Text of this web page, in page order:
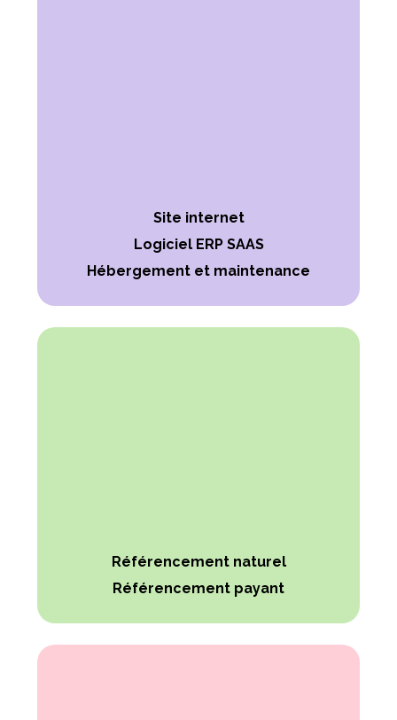
Site internet
Logiciel ERP SAAS
Hébergement et maintenance
Référencement naturel
Référencement payant